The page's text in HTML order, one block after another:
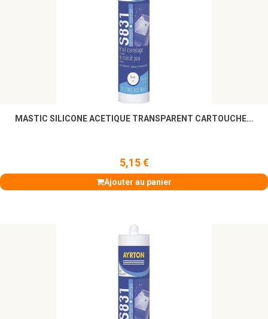
MASTIC SILICONE ACETIQUE TRANSPARENT CARTOUCHE...
5,15 €
Ajouter au panier